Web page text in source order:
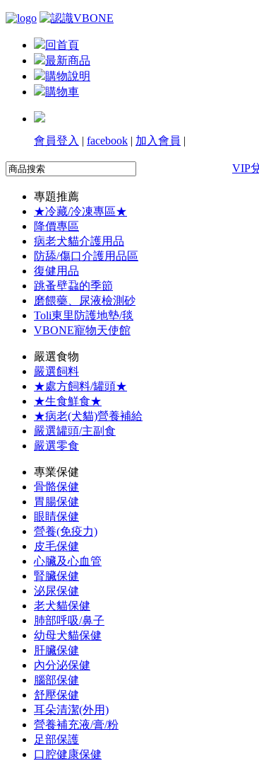
回首頁
最新商品
購物說明
購物車
會員登入 | facebook | 加入會員 |
VIP
專題推薦
★冷藏/冷凍專區★
降價專區
病老犬貓介護用品
防舔/傷口介護用品區
復健用品
跳蚤壁蝨的季節
磨餵藥、尿液檢測砂
Toli東里防護地墊/毯
VBONE寵物天使館
嚴選食物
嚴選飼料
★處方飼料/罐頭★
★生食鮮食★
★病老(犬貓)營養補給
嚴選罐頭/主副食
嚴選零食
專業保健
骨骼保健
胃腸保健
眼睛保健
營養(免疫力)
皮毛保健
心臟及心血管
腎臟保健
泌尿保健
老犬貓保健
肺部呼吸/鼻子
幼母犬貓保健
肝臟保健
內分泌保健
腦部保健
舒壓保健
耳朵清潔(外用)
營養補充液/膏/粉
足部保護
口腔健康保健